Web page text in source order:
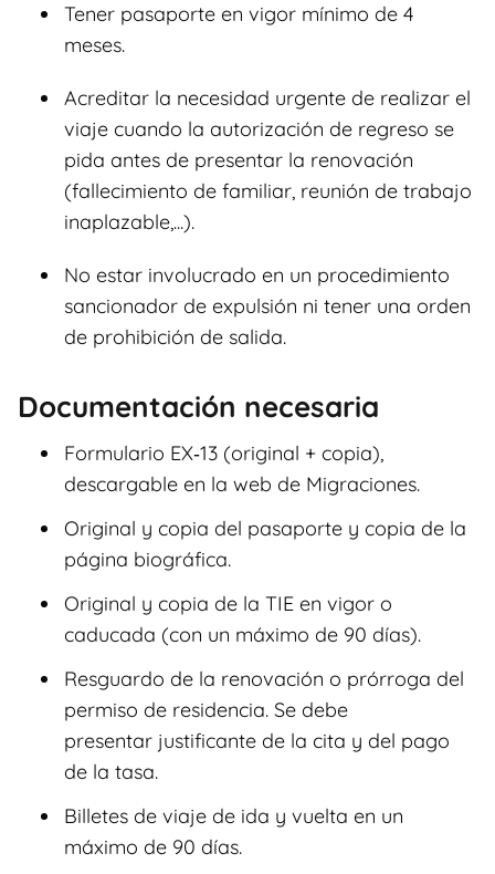
Tener pasaporte en vigor mínimo de 4
meses.
Acreditar la necesidad urgente de realizar el
viaje cuando la autorización de regreso se
pida antes de presentar la renovación
(fallecimiento de familiar, reunión de trabajo
inaplazable,...).
No estar involucrado en un procedimiento
sancionador de expulsión ni tener una orden
de prohibición de salida.
Documentación necesaria
Formulario EX‑13 (original + copia),
descargable en la web de Migraciones.
Original y copia del pasaporte y copia de la
página biográfica.
Original y copia de la TIE en vigor o
caducada (con un máximo de 90 días).
Resguardo de la renovación o prórroga del
permiso de residencia. Se debe
presentar justificante de la cita y del pago
de la tasa.
Billetes de viaje de ida y vuelta en un
máximo de 90 días.